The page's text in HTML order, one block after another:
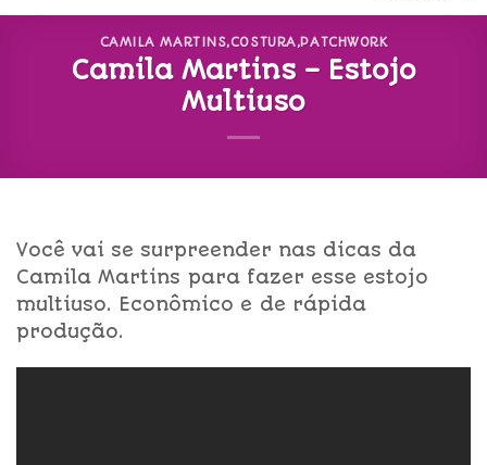
CAMILA MARTINS,COSTURA,PATCHWORK
Camila Martins – Estojo
Multiuso
Você vai se surpreender nas dicas da
Camila Martins para fazer esse estojo
multiuso. Econômico e de rápida
produção.